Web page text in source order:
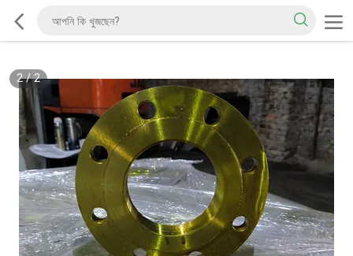
2/2